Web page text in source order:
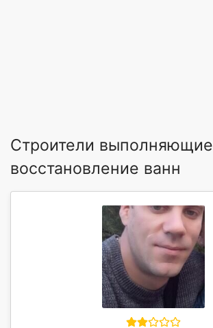
Строители выполняющие
восстановление ванн